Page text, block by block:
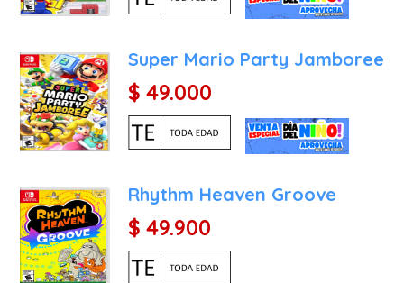
Super Mario Party Jamboree
$ 49.000
Rhythm Heaven Groove
$ 49.900